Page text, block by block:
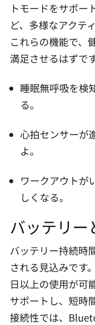
トモードをサポー
ど、多様なアクテ
これらの機能で、
満足させるはずです
睡眠無呼吸を検
る。
心拍センサーが
よ。
ワークアウトが
しくなる。
バッテリー
バッテリー持続時
される見込みです
日以上の使用が可
サポートし、短時
接続性では、